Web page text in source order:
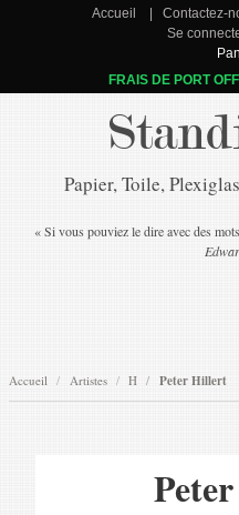
Accueil Contactez-
Se
FRAIS DE PORT
Papier, Toile,
« Si vous pouviez le dire avec des
Accueil Artistes H Peter Hillert